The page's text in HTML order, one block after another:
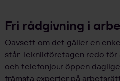
Fri rådgivning i
Oavsett om det gäller en
står Teknikföretagen redo
och telefonjour öppen
främsta experter på